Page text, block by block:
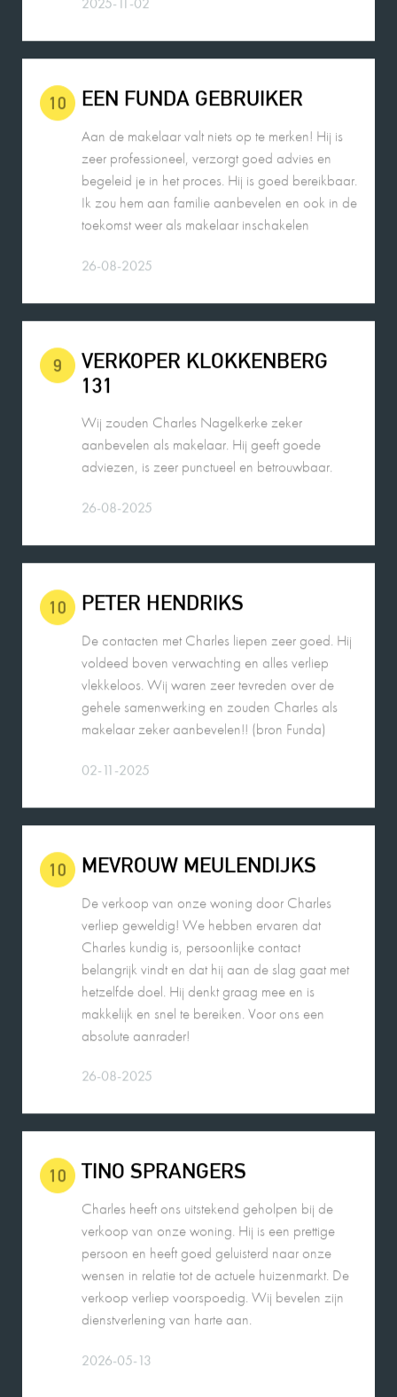
10 EEN FUNDA GEBRUIKER
Aan de makelaar valt niets op te merken! Hij is
begeleid je in het proces. Hij is goed bereikbaar.
Ik zou hem aan familie aanbevelen en ook in de
toekomst weer als makelaar inschakelen
26-08-2025
9
VERKOPER KLOKKENBERG
Wij zouden Charles Nagelkerke zeker
adviezen, is zeer punctueel en betrouwbaar.
26-08-2025
10 PETER HENDRIKS
De contacten met Charles liepen zeer goed. Hij
vlekkeloos. Wij waren zeer tevreden over de
gehele samenwerking en zouden Charles als
makelaar zeker aanbevelen!! (bron Funda)
02-11-2025
10 MEVROUW MEULENDIJKS
De verkoop van onze woning door Charles
Charles kundig is, persoonlijke contact
belangrijk vindt en dat hij aan de slag gaat met
hetzelfde doel. Hij denkt graag mee en is
makkelijk en snel te bereiken. Voor ons een
absolute aanrader!
26-08-2025
10 TINO SPRANGERS
Charles heeft ons uitstekend geholpen bij de
persoon en heeft goed geluisterd naar onze
wensen in relatie tot de actuele huizenmarkt. De
verkoop verliep voorspoedig. Wij bevelen zijn
dienstverlening van harte aan.
2026-05-13